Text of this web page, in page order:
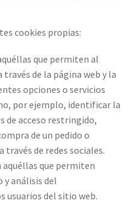
cookies propias:
que permiten al
de la página web y la
opciones o servicios
por ejemplo, identificar la
de acceso restringido,
de un pedido o
de redes sociales.
aquéllas que permiten
análisis del
usuarios del sitio web.